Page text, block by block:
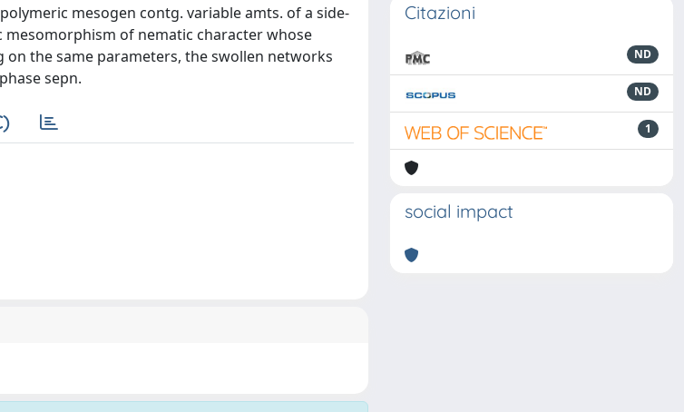
mesogen contg. variable amts. of a side-
of nematic character whose
the same parameters, the swollen networks
sepn.
Citazioni
ND
ND
1
social impact